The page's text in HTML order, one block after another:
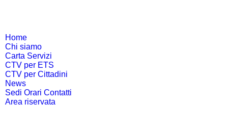
Home
Chi siamo
Carta Servizi
CTV per ETS
CTV per Cittadini
News
Sedi Orari Contatti
Area riservata